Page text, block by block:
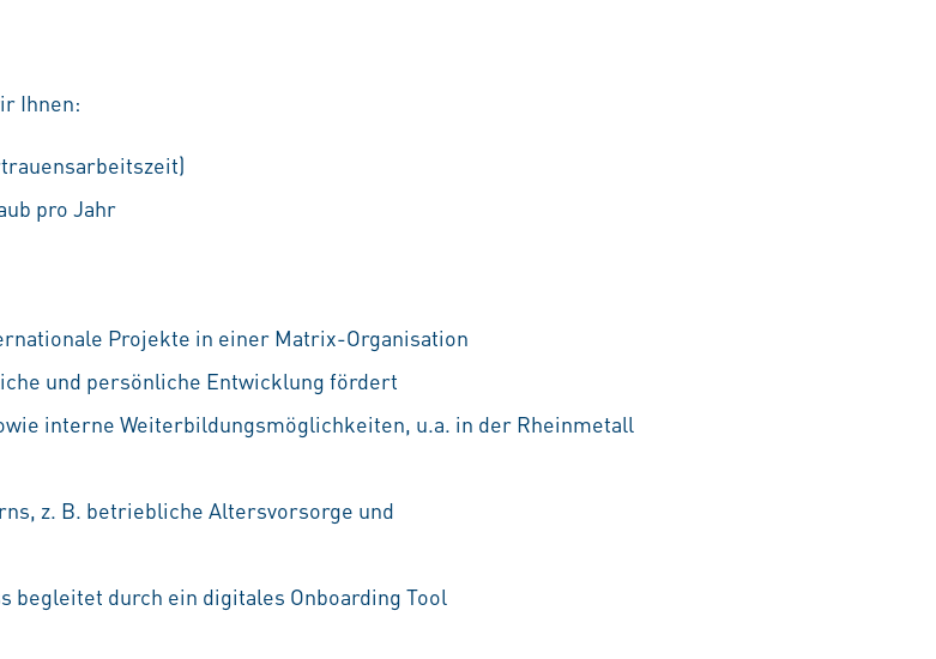
Ihnen:
pro Jahr
Projekte in einer Matrix-Organisation
und persönliche Entwicklung fördert
interne Weiterbildungsmöglichkeiten, u.a. in der Rheinmetall
z. B. betriebliche Altersvorsorge und
durch ein digitales Onboarding Tool